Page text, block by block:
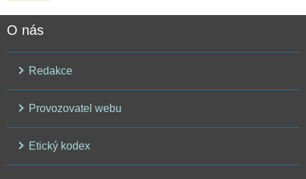
O nás
Redakce
Provozovatel webu
Etický kodex